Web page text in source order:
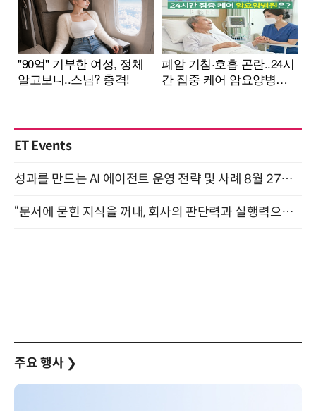
ET Events
성과를 만드는 AI 에이전트 운영 전략 및 사례 8월 27일 개최
“문서에 묻힌 지식을 꺼내, 회사의 판단력과 실행력으로 바꾸다” (8/20)
주요 행사 ❯